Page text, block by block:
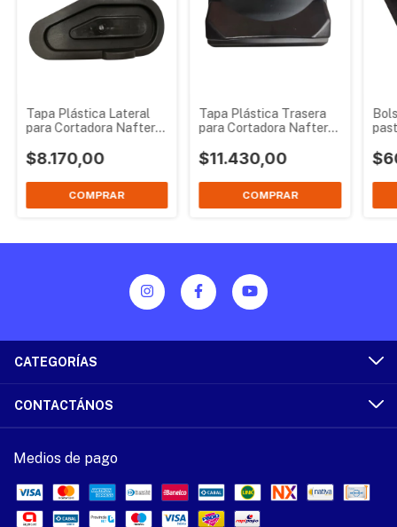
Tapa Plástica Lateral
para Cortadora Naftera
$8.170,00
Tapa Plástica Trasera
para Cortadora Naftera
$11.430,00
CATEGORÍAS
CONTACTÁNOS
Medios de pago